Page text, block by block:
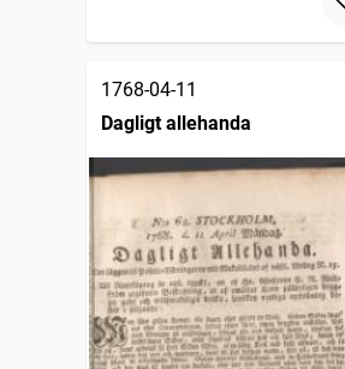
1768-04-11
Dagligt allehanda